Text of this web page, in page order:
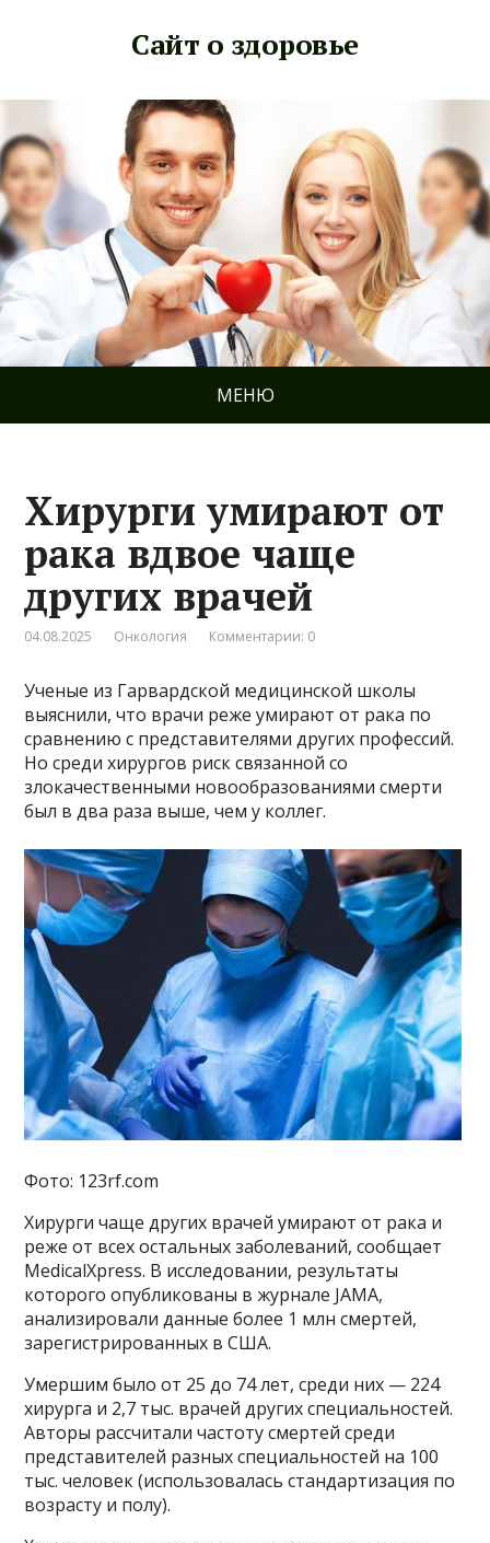
Сайт о здоровье
МЕНЮ
Хирурги умирают от
рака вдвое чаще
других врачей
04.08.2025 Онкология Комментарии: 0
Ученые из Гарвардской медицинской школы
выяснили, что врачи реже умирают от рака по
сравнению с представителями других профессий.
Но среди хирургов риск связанной со
злокачественными новообразованиями смерти
был в два раза выше, чем у коллег.
Фото: 123rf.com
Хирурги чаще других врачей умирают от рака и
реже от всех остальных заболеваний, сообщает
MedicalXpress. В исследовании, результаты
которого опубликованы в журнале JAMA,
анализировали данные более 1 млн смертей,
зарегистрированных в США.
Умершим было от 25 до 74 лет, среди них — 224
хирурга и 2,7 тыс. врачей других специальностей.
Авторы рассчитали частоту смертей среди
представителей разных специальностей на 100
тыс. человек (использовалась стандартизация по
возрасту и полу).